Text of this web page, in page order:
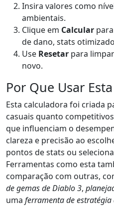
Insira valores como
ambientais.
Clique em Calcular
de dano, stats
Use Resetar para
novo.
Por Que Usar
Esta calculadora foi criada
casuais quanto
que influenciam o
clareza e precisão ao
pontos de stats ou
Ferramentas como esta
comparação com outras,
de gemas de Diablo 3,
uma ferramenta de estratégia